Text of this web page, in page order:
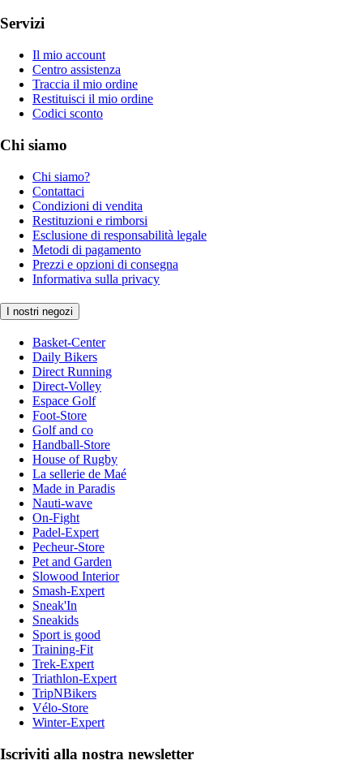
Servizi
Il mio account
Centro assistenza
Traccia il mio ordine
Restituisci il mio ordine
Codici sconto
Chi siamo
Chi siamo?
Contattaci
Condizioni di vendita
Restituzioni e rimborsi
Esclusione di responsabilità legale
Metodi di pagamento
Prezzi e opzioni di consegna
Informativa sulla privacy
I nostri negozi
Basket-Center
Daily Bikers
Direct Running
Direct-Volley
Espace Golf
Foot-Store
Golf and co
Handball-Store
House of Rugby
La sellerie de Maé
Made in Paradis
Nauti-wave
On-Fight
Padel-Expert
Pecheur-Store
Pet and Garden
Slowood Interior
Smash-Expert
Sneak'In
Sneakids
Sport is good
Training-Fit
Trek-Expert
Triathlon-Expert
TripNBikers
Vélo-Store
Winter-Expert
Iscriviti alla nostra newsletter